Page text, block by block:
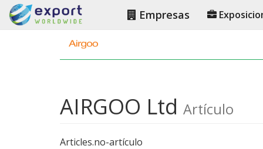
Empresas
AIRGOO Ltd Artículo
Articles.no-artículo